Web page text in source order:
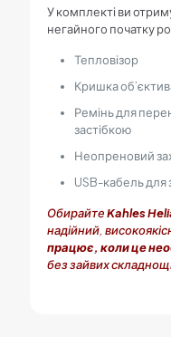
У комплекті ви
негайного початку
Тепловізор
Кришка
Ремінь для
застібкою
Неопреновий
USB-кабель для
ОбирайтеKahles
надійний,
працює, коли це
без зайвих